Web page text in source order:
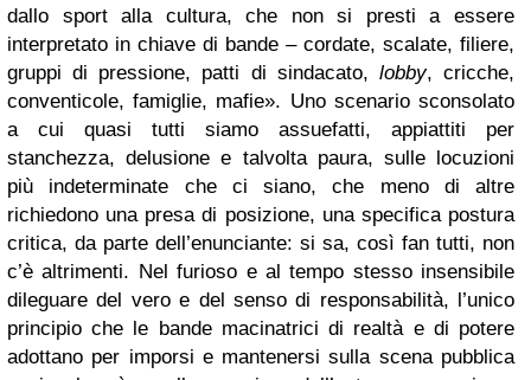
dallo sport alla cultura, che non si presti a essere
interpretato in chiave di bande – cordate, scalate, filiere,
gruppi di pressione, patti di sindacato, lobby, cricche,
conventicole, famiglie, mafie». Uno scenario sconsolato
a cui quasi tutti siamo assuefatti, appiattiti per
stanchezza, delusione e talvolta paura, sulle locuzioni
più indeterminate che ci siano, che meno di altre
richiedono una presa di posizione, una specifica postura
critica, da parte dell’enunciante: si sa, così fan tutti, non
c’è altrimenti. Nel furioso e al tempo stesso insensibile
dileguare del vero e del senso di responsabilità, l’unico
principio che le bande macinatrici di realtà e di potere
adottano per imporsi e mantenersi sulla scena pubblica